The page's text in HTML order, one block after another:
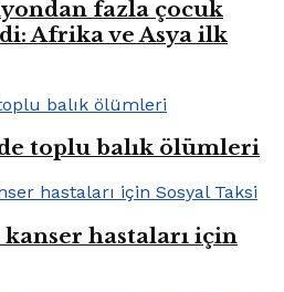
fazla çocuk
Afrika ve Asya ilk
toplu balık ölümleri
kanser hastaları için